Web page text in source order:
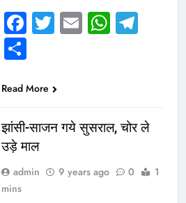
Facebook
Twitter
Email
Share
Read More
झांसी-साजन गये सुसराल, चोर ले
उड़े माल
admin 9 years ago 0
1
mins